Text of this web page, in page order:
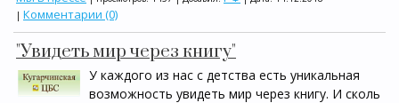
| Комментарии (0)
"Увидеть мир через книгу"
У каждого из нас с детства есть уникальная
возможность увидеть мир через книгу. И сколь